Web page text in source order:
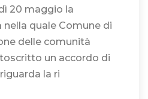
20 maggio la
quale Comune di
delle comunità
un accordo di
la ri